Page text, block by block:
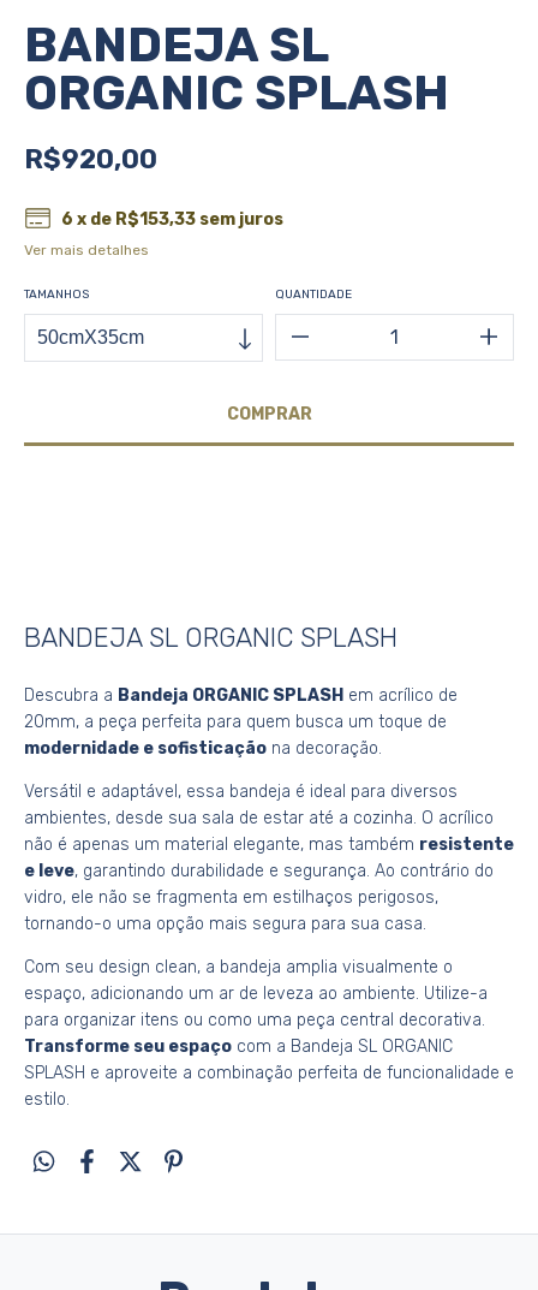
BANDEJA SL
ORGANIC SPLASH
R$920,00
6 x de R$153,33 sem juros
Ver mais detalhes
TAMANHOS QUANTIDADE
BANDEJA SL ORGANIC SPLASH
Descubra a Bandeja ORGANIC SPLASH em acrílico de
20mm, a peça perfeita para quem busca um toque de
modernidade e sofisticação na decoração.
Versátil e adaptável, essa bandeja é ideal para diversos
ambientes, desde sua sala de estar até a cozinha. O acrílico
não é apenas um material elegante, mas também resistente
e leve, garantindo durabilidade e segurança. Ao contrário do
vidro, ele não se fragmenta em estilhaços perigosos,
tornando-o uma opção mais segura para sua casa.
Com seu design clean, a bandeja amplia visualmente o
espaço, adicionando um ar de leveza ao ambiente. Utilize-a
para organizar itens ou como uma peça central decorativa.
Transforme seu espaço com a Bandeja SL ORGANIC
SPLASH e aproveite a combinação perfeita de funcionalidade e
estilo.